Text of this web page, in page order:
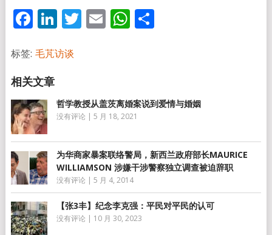
Facebook
LinkedIn
Twitter
EmailWhatsApp
分
标签: 毛芃访谈
哲学教授从盖茨离婚案说到爱情与婚姻
没有评论 | 5 月 18, 2021
为华商家暴案联络警局，新西兰政府部长MAURICE
WILLIAMSON 涉嫌干涉警察独立调查被迫辞职
没有评论 | 5 月 4, 2014
【张3丰】纪念李克强：平民对平民的认可
没有评论 | 10 月 30, 2023